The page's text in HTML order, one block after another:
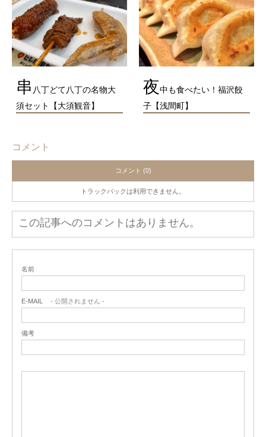
串 八丁どて八丁の名物大
須セット【大須観音】
夜中も食べたい！福沢餃
子【浅間町】
コメント
コメント (0)
トラックバックは利用できません。
この記事へのコメントはありません。
名前
E-MAIL - 公開されません -
備考